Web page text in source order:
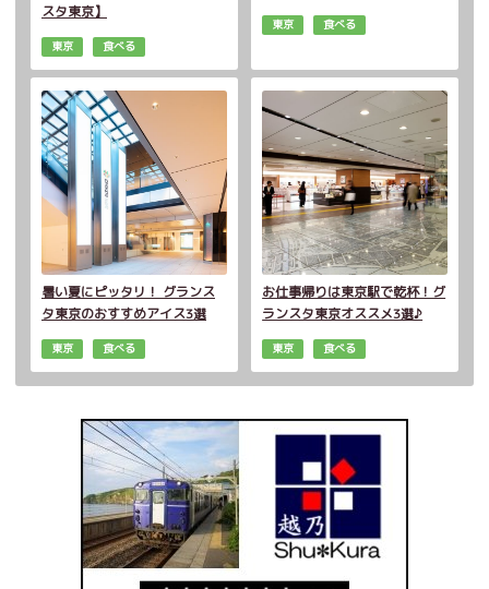
スタ東京】
東京 食べる
東京 食べる
暑い夏にピッタリ！ グランス
タ東京のおすすめアイス3選
東京 食べる
お仕事帰りは東京駅で乾杯！グ
ランスタ東京オススメ3選♪
東京 食べる